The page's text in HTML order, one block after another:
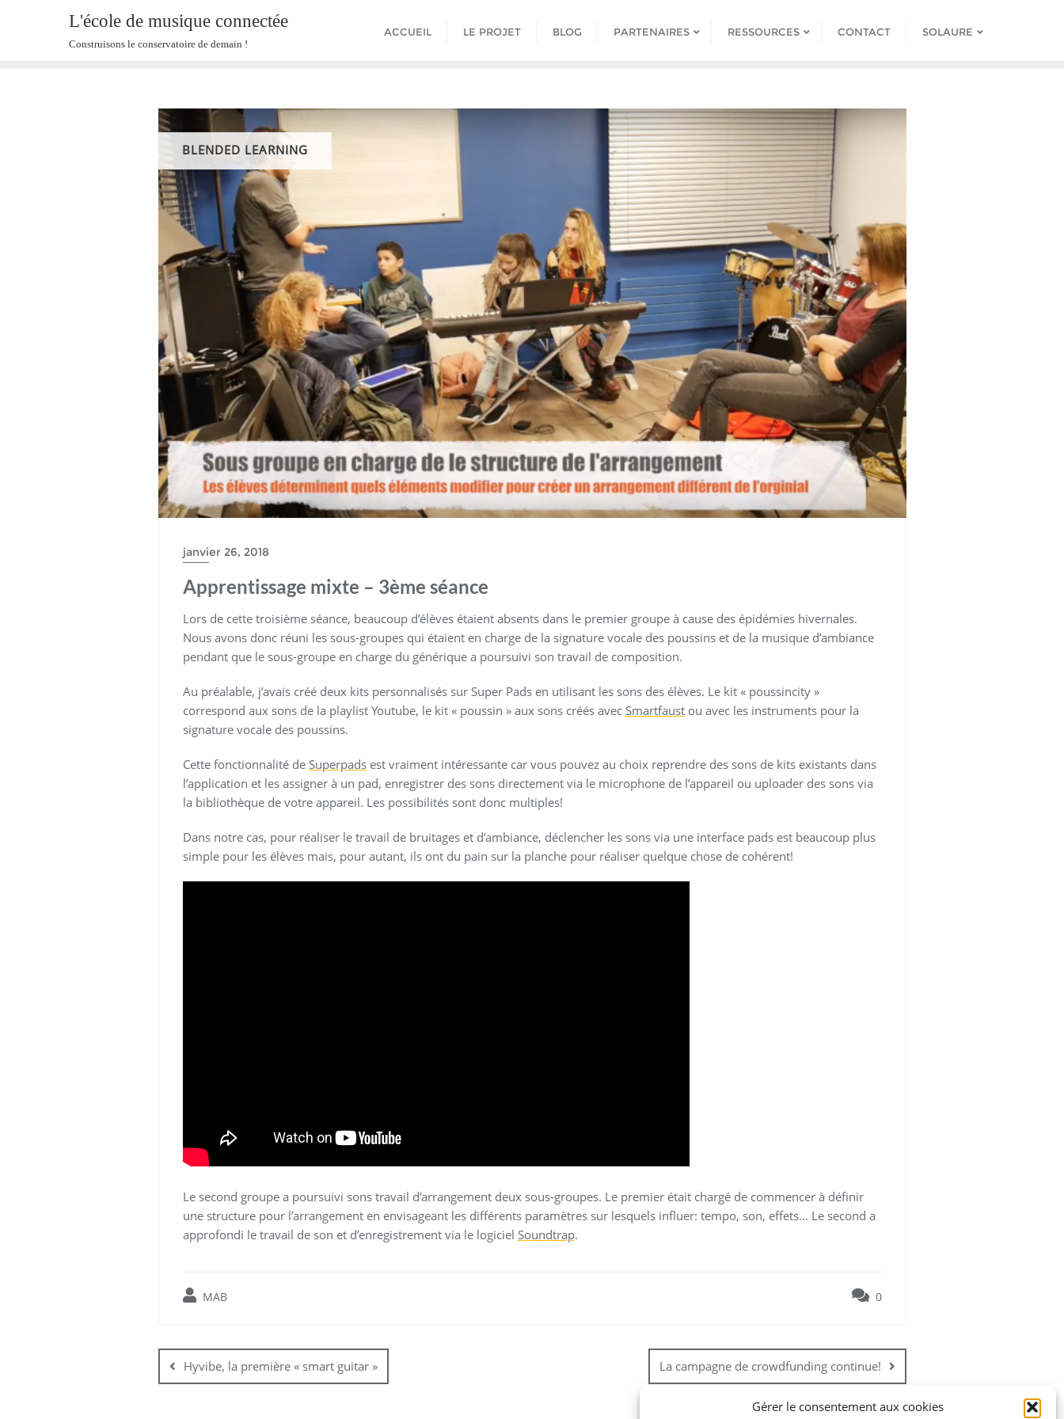
Gérer le consentement aux cookies
L'école de musique connectée
Construisons le conservatoire de demain !
ACCUEIL LE PROJET BLOG PARTENAIRES RESSOURCES CONTACT SOLAURE
BLENDED LEARNING
janvier 26, 2018
Apprentissage mixte – 3ème séance
Lors de cette troisième séance, beaucoup d’élèves étaient absents dans le premier groupe à cause des épidémies hivernales.
Nous avons donc réuni les sous-groupes qui étaient en charge de la signature vocale des poussins et de la musique d’ambiance
pendant que le sous-groupe en charge du générique a poursuivi son travail de composition.
Au préalable, j’avais créé deux kits personnalisés sur Super Pads en utilisant les sons des élèves. Le kit « poussincity »
correspond aux sons de la playlist Youtube, le kit « poussin » aux sons créés avec Smartfaustou avec les instruments pour la
signature vocale des poussins.
Cette fonctionnalité de Superpadsest vraiment intéressante car vous pouvez au choix reprendre des sons de kits existants dans
l’application et les assigner à un pad, enregistrer des sons directement via le microphone de l’appareil ou uploader des sons via
la bibliothèque de votre appareil. Les possibilités sont donc multiples!
Dans notre cas, pour réaliser le travail de bruitages et d’ambiance, déclencher les sons via une interface pads est beaucoup plus
simple pour les élèves mais, pour autant, ils ont du pain sur la planche pour réaliser quelque chose de cohérent!
Le second groupe a poursuivi sons travail d’arrangement deux sous-groupes. Le premier était chargé de commencer à définir
une structure pour l’arrangement en envisageant les différents paramètres sur lesquels influer: tempo, son, effets… Le second a
approfondi le travail de son et d’enregistrement via le logiciel Soundtrap.
MAB 0
Navigation
deHyvibe, la première « smart guitar » La campagne de crowdfunding continue!